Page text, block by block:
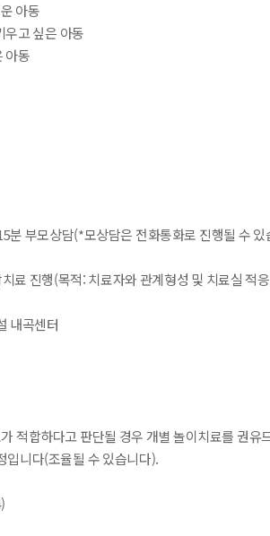
아동
우고 싶은 아동
아동
분 부모상담(*모상담은 전화통화로 진행될 수 있
료 진행(목적: 치료자와 관계형성 및 치료실 적
내곡센터
적합하다고 판단될 경우 개별 놀이치료를 권유
니다(조율될 수 있습니다).